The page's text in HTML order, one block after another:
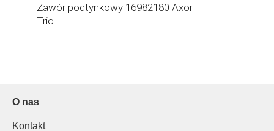
Zawór podtynkowy 16982180 Axor
Trio
O nas
Kontakt